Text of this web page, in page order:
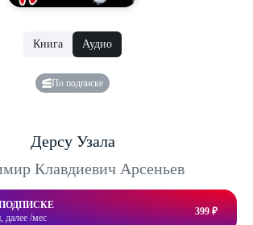
Книга Аудио
По подписке
Дерсу Узала
Клавдиевич Арсеньев
далее /мес
399 ₽